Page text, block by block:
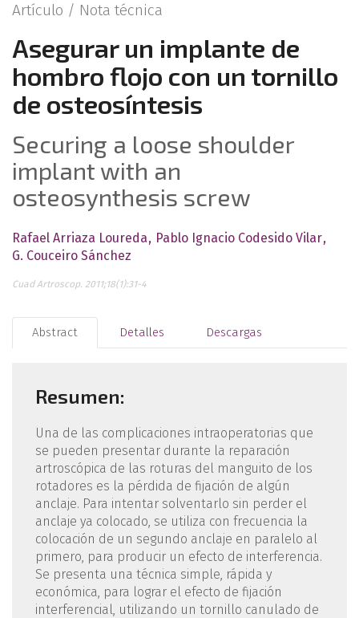
Artículo / Nota técnica
Asegurar un implante de
hombro flojo con un tornillo
de osteosíntesis
Securing a loose shoulder
implant with an
osteosynthesis screw
Rafael Arriaza Loureda
Pablo Ignacio Codesido Vilar
G. Couceiro Sánchez
Cuad Artroscop. 2011;18(1):31-4
Abstract Detalles Descargas
Resumen:
Una de las complicaciones intraoperatorias que
se pueden presentar durante la reparación
artroscópica de las roturas del manguito de los
rotadores es la pérdida de fijación de algún
anclaje. Para intentar solventarlo sin perder el
anclaje ya colocado, se utiliza con frecuencia la
colocación de un segundo anclaje en paralelo al
primero, para producir un efecto de interferencia.
Se presenta una técnica simple, rápida y
económica, para lograr el efecto de fijación
interferencial, utilizando un tornillo canulado de